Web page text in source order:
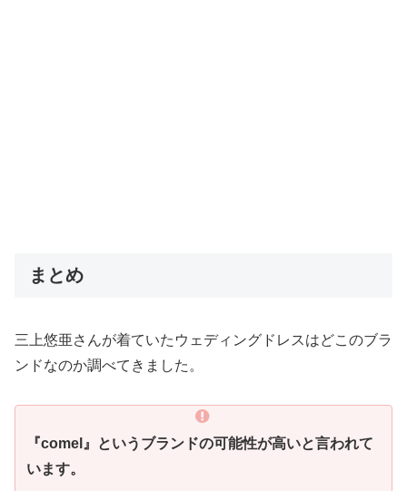
まとめ
三上悠亜さんが着ていたウェディングドレスはどこのブラ
ンドなのか調べてきました。
『comel』というブランドの可能性が高いと言われて
います。